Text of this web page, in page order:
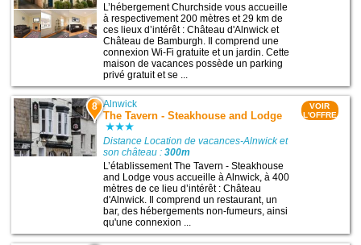
L’hébergement Churchside vous accueille
à respectivement 200 mètres et 29 km de
ces lieux d’intérêt : Château d'Alnwick et
Château de Bamburgh. Il comprend une
connexion Wi-Fi gratuite et un jardin. Cette
maison de vacances possède un parking
privé gratuit et se ...
8 Alnwick
The Tavern - Steakhouse and Lodge
Distance Location de vacances-Alnwick et
son château :300m
L’établissement The Tavern - Steakhouse
and Lodge vous accueille à Alnwick, à 400
mètres de ce lieu d’intérêt : Château
d'Alnwick. Il comprend un restaurant, un
bar, des hébergements non-fumeurs, ainsi
qu'une connexion ...
VOIR
L'OFFRE